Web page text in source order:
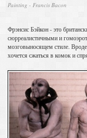
Painting - Francis Bacon
Фрэнсис Бэйкон - это
сюрреалистичными и
мозговыносящем стиле.
хочется сжаться в комок и